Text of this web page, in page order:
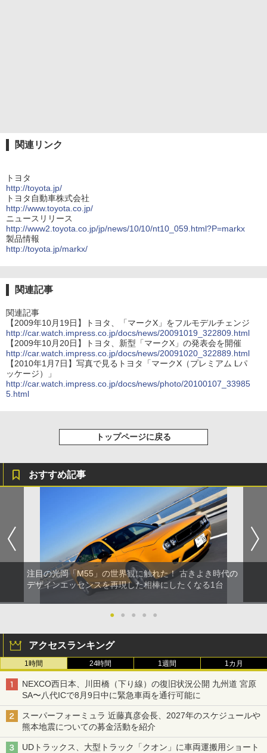
関連リンク
トヨタ
http://toyota.jp/
トヨタ自動車株式会社
http://www.toyota.co.jp/
ニュースリリース
http://www2.toyota.co.jp/jp/news/10/10/nt10_059.html?P=markx
製品情報
http://toyota.jp/markx/
関連記事
関連記事
【2009年10月19日】トヨタ、「マークX」をフルモデルチェンジ
http://car.watch.impress.co.jp/docs/news/20091019_322809.html
【2009年10月20日】トヨタ、新型「マークX」の発表会を開催
http://car.watch.impress.co.jp/docs/news/20091020_322889.html
【2010年1月7日】写真で見るトヨタ「マークX（プレミアム Lパ
ッケージ）」
http://car.watch.impress.co.jp/docs/news/photo/20100107_33985
5.html
トップページに戻る
おすすめ記事
注目の光岡「M55」の世界観に触れた！ 古きよき時代の
デザインエッセンスを再現した相棒にしたくなる1台
● ● ● ● ●
アクセスランキング
1時間 24時間 1週間 1カ月
NEXCO西日本、川田橋（下り線）の復旧状況公開 九州道 宮原
SA〜八代ICで8月9日中に緊急車両を通行可能に
スーパーフォーミュラ 近藤真彦会長、2027年のスケジュールや
熊本地震についての募金活動を紹介
UDトラックス、大型トラック「クオン」に車両運搬用ショート